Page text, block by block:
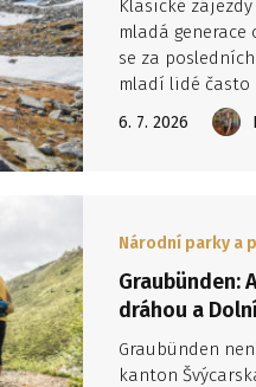
Klasické
mladá
se za
mladí lidé
a co vedlo CK
O tom jsme si
6. 7. 2026
Národní parky a
Graubünden:
dráhou a
Graubünden
kanton